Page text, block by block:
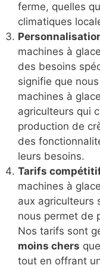
ferme, quelles
climatiques
machines à
des besoins
signifie que
machines à
agriculteurs qui
production de
des
leurs besoins.
Tarifs
machines à
aux agriculteurs
nous permet de
Nos tarifs sont
moins chers
tout en offrant